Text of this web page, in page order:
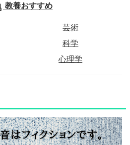
教養おすすめ
芸術
科学
心理学